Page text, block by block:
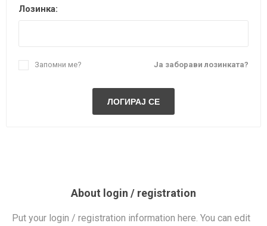
Лозинка:
Ја заборави лозинката?
Запомни ме?
About login / registration
Put your login / registration information here. You can edit